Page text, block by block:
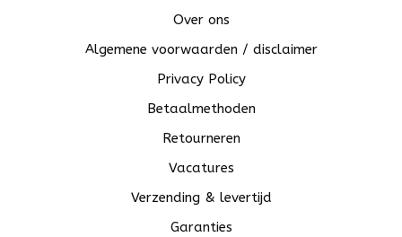
Over ons
Algemene voorwaarden / disclaimer
Privacy Policy
Betaalmethoden
Retourneren
Vacatures
Verzending & levertijd
Garanties